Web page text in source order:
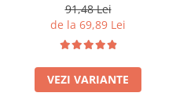
91,48 Lei
de la 69,89 Lei
VEZI VARIANTE